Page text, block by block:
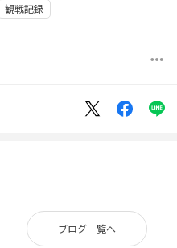
観戦記録
more_horiz
ブログ一覧へ